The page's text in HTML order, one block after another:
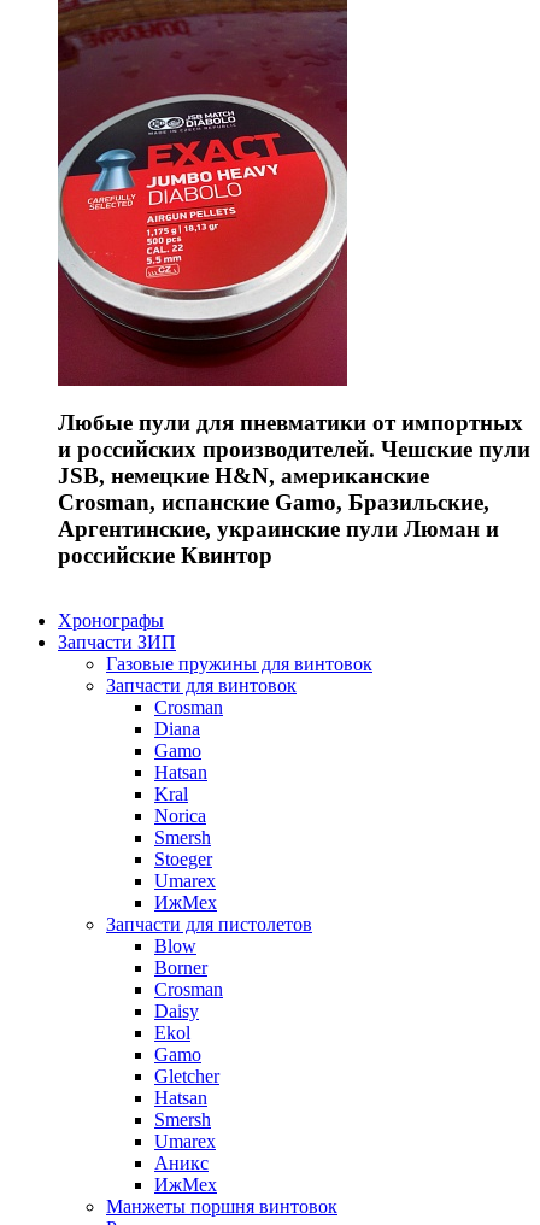
Любые пули для пневматики от импортных
и российских производителей. Чешские пули
JSB, немецкие H&N, американские
Crosman, испанские Gamo, Бразильские,
Аргентинские, украинские пули Люман и
российские Квинтор
Хронографы
Запчасти ЗИП
Газовые пружины для винтовок
Запчасти для винтовок
Crosman
Diana
Gamo
Hatsan
Kral
Norica
Smersh
Stoeger
Umarex
ИжМех
Запчасти для пистолетов
Blow
Borner
Crosman
Daisy
Ekol
Gamo
Gletcher
Hatsan
Smersh
Umarex
Аникс
ИжМех
Манжеты поршня винтовок